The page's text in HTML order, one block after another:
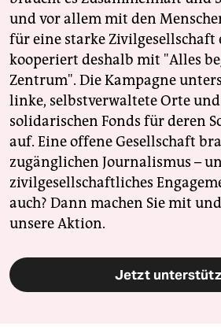
und vor allem mit den
für eine starke Zivilgesellschaft
kooperiert deshalb mit "Alles
Zentrum". Die Kampagne
linke, selbstverwaltete Orte
solidarischen Fonds für deren
auf. Eine offene Gesellschaft
zugänglichen Journalismus –
zivilgesellschaftliches
auch? Dann machen Sie mit
unsere Aktion.
Jetzt